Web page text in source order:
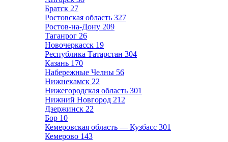
Братск 27
Ростовская область 327
Ростов-на-Дону 209
Таганрог 26
Новочеркасск 19
Республика Татарстан 304
Казань 170
Набережные Челны 56
Нижнекамск 22
Нижегородская область 301
Нижний Новгород 212
Дзержинск 22
Бор 10
Кемеровская область — Кузбасс 301
Кемерово 143